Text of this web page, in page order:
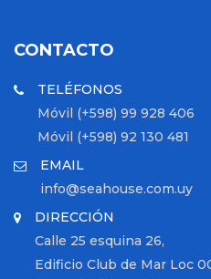
CONTACTO
TELÉFONOS
Móvil (+598) 99 928 406
Móvil (+598) 92 130 481
EMAIL
info@seahouse.com.uy
DIRECCIÓN
Calle 25 esquina 26,
Edificio Club de Mar Loc